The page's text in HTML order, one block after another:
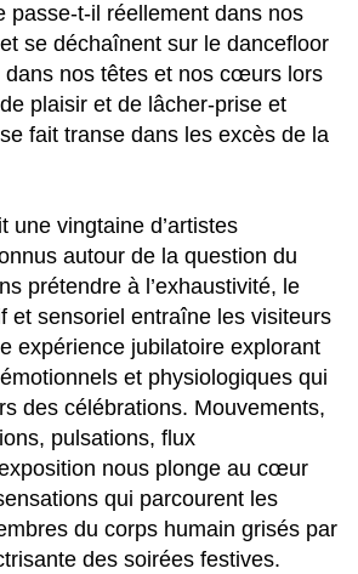
passe-t-il réellement dans nos
se déchaînent sur le dancefloor
dans nos têtes et nos cœurs lors
plaisir et de lâcher-prise et
fait transe dans les excès de la
une vingtaine d’artistes
autour de la question du
prétendre à l’exhaustivité, le
et sensoriel entraîne les visiteurs
expérience jubilatoire explorant
et physiologiques qui
des célébrations. Mouvements,
pulsations, flux
nous plonge au cœur
qui parcourent les
du corps humain grisés par
des soirées festives.